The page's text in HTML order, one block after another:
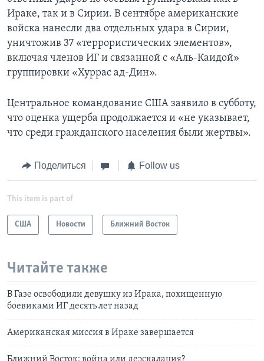
Ираке, так и в Сирии. В сентябре американские
войска нанесли два отдельных удара в Сирии,
уничтожив 37 «террористических элементов»,
включая членов ИГ и связанной с «Аль-Каидой»
группировки «Хуррас ад-Дин».
Центральное командование США заявило в субботу,
что оценка ущерба продолжается и «не указывает,
что среди гражданского населения были жертвы».
Поделиться Follow us
This item is part of
США Новости Ближний Восток
Читайте также
В Газе освободили девушку из Ирака, похищенную
боевиками ИГ десять лет назад
Американская миссия в Ираке завершается